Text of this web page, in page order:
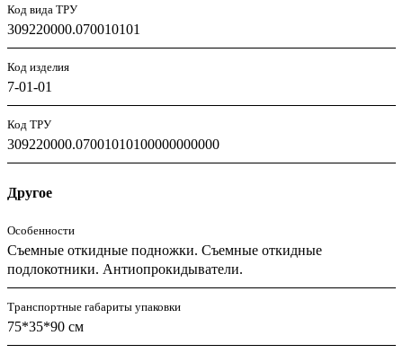
Код вида ТРУ
309220000.070010101
Код изделия
7-01-01
Код ТРУ
309220000.07001010100000000000
Другое
Особенности
Съемные откидные подножки. Съемные откидные
подлокотники. Антиопрокидыватели.
Транспортные габариты упаковки
75*35*90 см